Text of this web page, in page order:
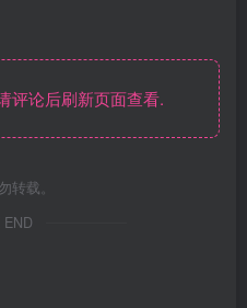
论后刷新页面查看.
载。